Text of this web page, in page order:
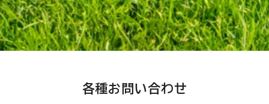
各種お問い合わせ